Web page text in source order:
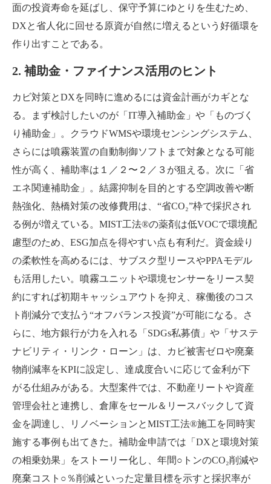
面の投資寿命を延ばし、保守予算にゆとりを生むため、
DXと省人化に回せる原資が自然に増えるという好循環を
作り出すことである。
2. 補助金・ファイナンス活用のヒント
カビ対策とDXを同時に進めるには資金計画がカギとな
る。まず検討したいのが「IT導入補助金」や「ものづく
り補助金」。クラウドWMSや環境センシングシステム、
さらには噴霧装置の自動制御ソフトまで対象となる可能
性が高く、補助率は１／２〜２／３が狙える。次に「省
エネ関連補助金」。結露抑制を目的とする空調改善や断
熱強化、熱橋対策の改修費用は、“省CO₂”枠で採択され
る例が増えている。MIST工法®の薬剤は低VOCで環境配
慮型のため、ESG加点を得やすい点も有利だ。資金繰り
の柔軟性を高めるには、サブスク型リースやPPAモデル
も活用したい。噴霧ユニットや環境センサーをリース契
約にすれば初期キャッシュアウトを抑え、稼働後のコス
ト削減分で支払う“オフバランス投資”が可能になる。さ
らに、地方銀行が力を入れる「SDGs私募債」や「サステ
ナビリティ・リンク・ローン」は、カビ被害ゼロや廃棄
物削減率をKPIに設定し、達成度合いに応じて金利が下
がる仕組みがある。大型案件では、不動産リートや資産
管理会社と連携し、倉庫をセール＆リースバックして資
金を調達し、リノベーションとMIST工法®施工を同時実
施する事例も出てきた。補助金申請では「DXと環境対策
の相乗効果」をストーリー化し、年間○トンのCO₂削減や
廃棄コスト○％削減といった定量目標を示すと採択率が